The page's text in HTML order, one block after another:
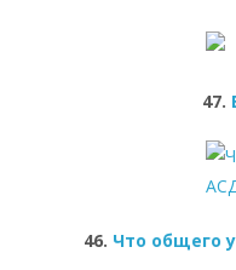
47.
46. Что общего